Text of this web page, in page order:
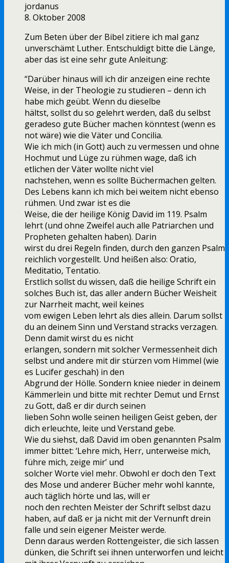
jordanus
8. Oktober 2008
Zum Beten über der Bibel zitiere ich mal ganz
unverschämt Luther. Entschuldigt bitte die Länge,
aber das ist eine sehr gute Anleitung:
“Darüber hinaus will ich dir anzeigen eine rechte
Weise, in der Theologie zu studieren – denn ich
habe mich geübt. Wenn du dieselbe
hältst, sollst du so gelehrt werden, daß du selbst
geradeso gute Bücher machen könntest (wenn es
not wäre) wie die Väter und Concilia.
Wie ich mich (in Gott) auch zu vermessen und ohne
Hochmut und Lüge zu rühmen wage, daß ich
etlichen der Väter wollte nicht viel
nachstehen, wenn es sollte Büchermachen gelten.
Des Lebens kann ich mich bei weitem nicht ebenso
rühmen. Und zwar ist es die
Weise, die der heilige König David im 119. Psalm
lehrt (und ohne Zweifel auch alle Patriarchen und
Propheten gehalten haben). Darin
wirst du drei Regeln finden, durch den ganzen Psalm
reichlich vorgestellt. Und heißen also: Oratio,
Meditatio, Tentatio.
Erstlich sollst du wissen, daß die heilige Schrift ein
solches Buch ist, das aller andern Bücher Weisheit
zur Narrheit macht, weil keines
vom ewigen Leben lehrt als dies allein. Darum sollst
du an deinem Sinn und Verstand stracks verzagen.
Denn damit wirst du es nicht
erlangen, sondern mit solcher Vermessenheit dich
selbst und andere mit dir stürzen vom Himmel (wie
es Lucifer geschah) in den
Abgrund der Hölle. Sondern kniee nieder in deinem
Kämmerlein und bitte mit rechter Demut und Ernst
zu Gott, daß er dir durch seinen
lieben Sohn wolle seinen heiligen Geist geben, der
dich erleuchte, leite und Verstand gebe.
Wie du siehst, daß David im oben genannten Psalm
immer bittet: ‘Lehre mich, Herr, unterweise mich,
führe mich, zeige mir’ und
solcher Worte viel mehr. Obwohl er doch den Text
des Mose und anderer Bücher mehr wohl kannte,
auch täglich hörte und las, will er
noch den rechten Meister der Schrift selbst dazu
haben, auf daß er ja nicht mit der Vernunft drein
falle und sein eigener Meister werde.
Denn daraus werden Rottengeister, die sich lassen
dünken, die Schrift sei ihnen unterworfen und leicht